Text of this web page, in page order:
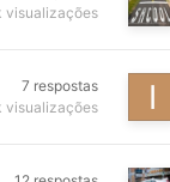
visualizações
7 respostas
visualizações